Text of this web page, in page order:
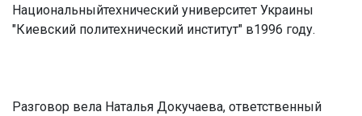
Национальныйтехнический университет Украины
"Киевский политехнический институт" в1996 году.
Разговор вела Наталья Докучаева, ответственный